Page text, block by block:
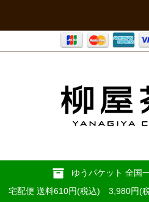
ゆうパケット 全国
宅配便 送料610円(税込) 3,980円(